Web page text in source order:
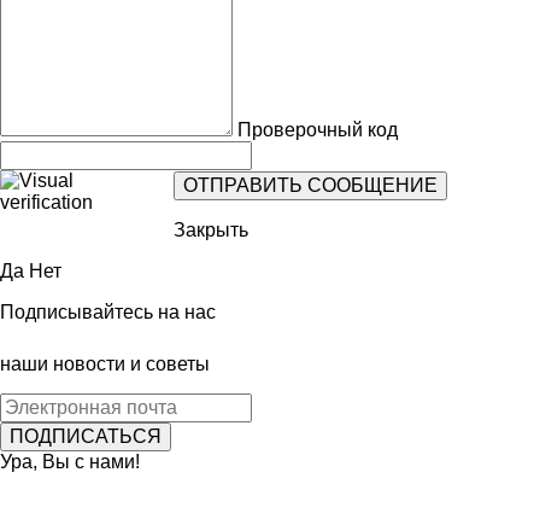
Проверочный код
Закрыть
Да Нет
Подписывайтесь на нас
наши новости и советы
Ура, Вы с нами!